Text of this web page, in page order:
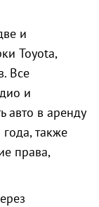
и
Toyota,
Все
и
авто в аренду
также
права,